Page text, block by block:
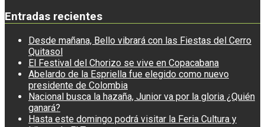
Entradas recientes
Desde mañana, Bello vibrará con las Fiestas del Cerro
Quitasol
El Festival del Chorizo se vive en Copacabana
Abelardo de la Espriella fue elegido como nuevo
presidente de Colombia
Nacional busca la hazaña, Junior va por la gloria ¿Quién
ganará?
Hasta este domingo podrá visitar la Feria Cultura y